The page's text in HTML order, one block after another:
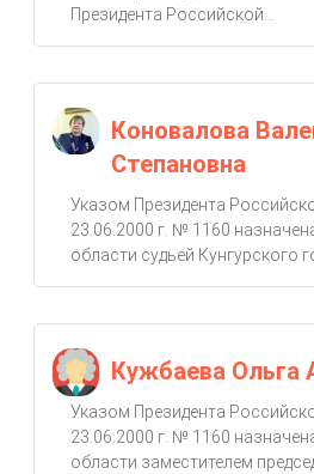
Президента Российской...
Коновалова
Степановна
Указом Президента
23.06.2000 г. № 1160
области судьей Кунгурского
Кужбаева Ольга
Указом Президента
23.06.2000 г. № 1160
области заместителем